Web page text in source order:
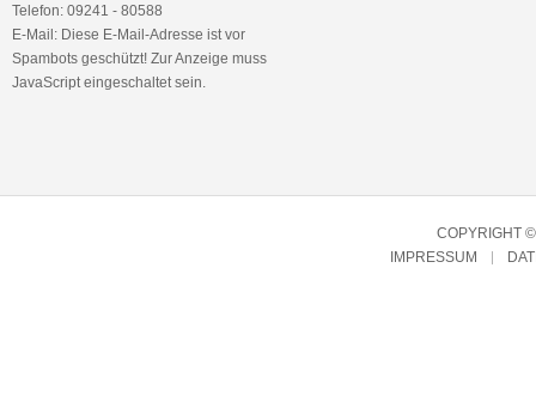
Telefon: 09241 - 80588
E-Mail: Diese E-Mail-Adresse ist vor
Spambots geschützt! Zur Anzeige muss
JavaScript eingeschaltet sein.
COPYRIGHT
IMPRESSUM